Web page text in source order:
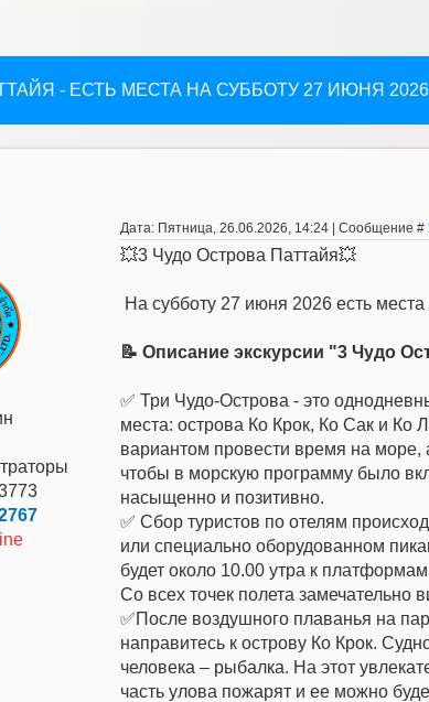
- ЕСТЬ МЕСТА НА СУББОТУ 27 ИЮНЯ 2026
Дата: Пятница, 26.06.2026, 14:24 | Сообщение #
💥3 Чудо Острова Паттайя💥
На субботу 27 июня 2026 есть
📝 Описание экскурсии "3 Чудо
✅ Три Чудо-Острова - это
места: острова Ко Крок, Ко Сак и Ко
вариантом провести время на море,
чтобы в морскую программу было
насыщенно и позитивно.
✅ Сбор туристов по отелям
или специально оборудованном
будет около 10.00 утра к
Со всех точек полета замечательно
✅После воздушного плаванья на
направитесь к острову Ко Крок.
человека – рыбалка. На этот
часть улова пожарят и ее можно